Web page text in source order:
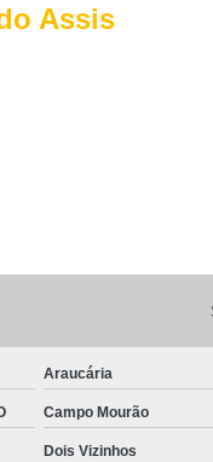
de Aço
Tinta para
Ferro
Tinta para
de Aço
Tinta
Assis
Araucária
Campo Mourão
Dois Vizinhos